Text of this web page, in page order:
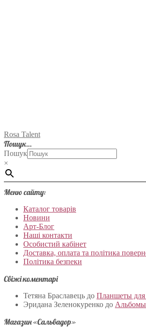
Rosa Talent
Пошук…
Пошук
×
Меню сайту:
Каталог товарів
Новини
Арт-Блог
Наші контакти
Особистий кабінет
Доставка, оплата та політика
Політика безпеки
Свіжі коментарі
Тетяна Браславець до Планшеты для
Эридана Зеленокуренко до Альбомы
Магазин «Сальвадор»